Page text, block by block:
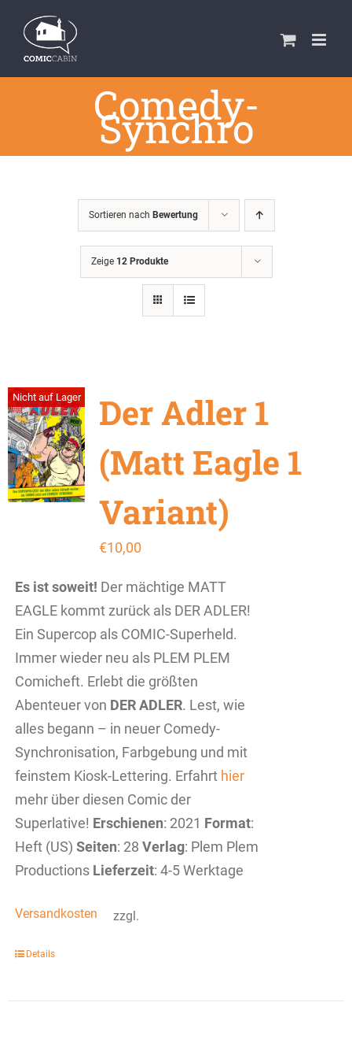
Inhalt
springen
Comedy-
Synchro
Sortieren nach Bewertung
Zeige 12 Produkte
Nicht auf Lager
Der Adler 1
(Matt Eagle 1
Variant)
€10,00
Es ist soweit! Der mächtige MATT
EAGLE kommt zurück als DER ADLER!
Ein Supercop als COMIC-Superheld.
Immer wieder neu als PLEM PLEM
Comicheft. Erlebt die größten
Abenteuer von DER ADLER. Lest, wie
alles begann – in neuer Comedy-
Synchronisation, Farbgebung und mit
feinstem Kiosk-Lettering. Erfahrt hier
mehr über diesen Comic der
Superlative! Erschienen: 2021 Format:
Heft (US) Seiten: 28 Verlag: Plem Plem
Productions Lieferzeit: 4-5 Werktage
zzgl.
Versandkosten
Details